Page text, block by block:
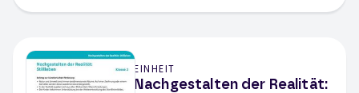
EINHEIT
Nachgestalten der Realität: